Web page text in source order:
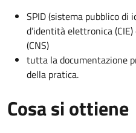
SPID (sistema pubblico
d’identità elettronica
(CNS)
tutta la documentazione
della pratica.
Cosa si ottiene